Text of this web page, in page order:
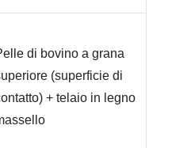
di bovino a grana
(superficie di
+ telaio in legno